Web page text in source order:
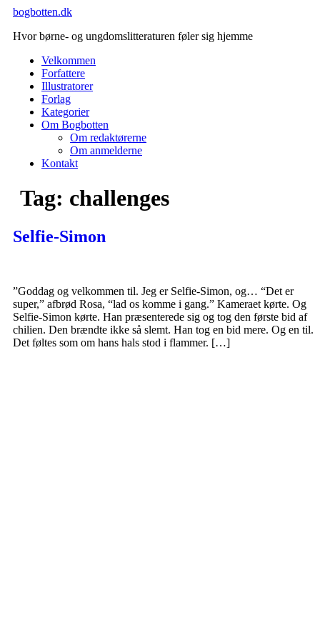
Videre
indhold
bogbotten.dk
Hvor børne- og ungdomslitteraturen føler sig hjemme
Velkommen
Forfattere
Illustratorer
Forlag
Kategorier
Om Bogbotten
Om redaktørerne
Om anmelderne
Kontakt
Tag: challenges
Selfie-Simon
”Goddag og velkommen til. Jeg er Selfie-Simon, og… “Det er
super,” afbrød Rosa, “lad os komme i gang.” Kameraet kørte. Og
Selfie-Simon kørte. Han præsenterede sig og tog den første bid af
chilien. Den brændte ikke så slemt. Han tog en bid mere. Og en til.
Det føltes som om hans hals stod i flammer. […]